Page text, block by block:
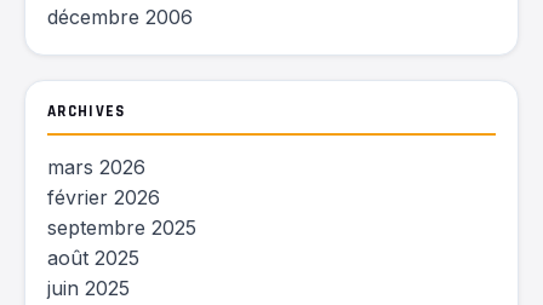
décembre 2006
ARCHIVES
mars 2026
février 2026
septembre 2025
août 2025
juin 2025